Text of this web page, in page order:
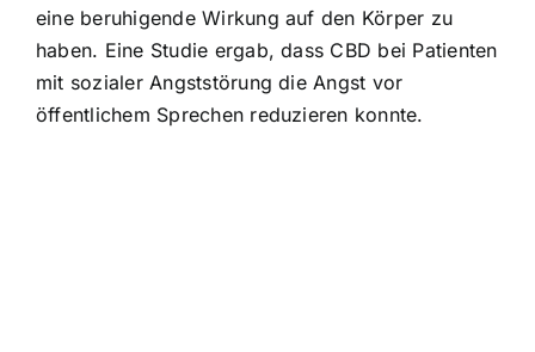
eine beruhigende Wirkung auf den Körper zu
haben. Eine Studie ergab, dass CBD bei Patienten
mit sozialer Angststörung die Angst vor
öffentlichem Sprechen reduzieren konnte.